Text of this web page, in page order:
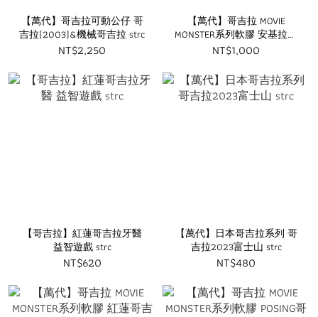
【萬代】哥吉拉可動公仔 哥
吉拉(2003)&機械哥吉拉 strc
NT$2,250
【萬代】哥吉拉 MOVIE
MONSTER系列軟膠 安基拉斯
(1955) strc
NT$1,000
【哥吉拉】紅蓮哥吉拉牙醫
益智遊戲 strc
NT$620
【萬代】日本哥吉拉系列 哥
吉拉2023富士山 strc
NT$480